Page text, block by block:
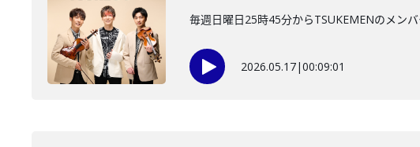
毎週日曜日25時45分からTSUKEMENのメン
2026.05.17|00:09:01